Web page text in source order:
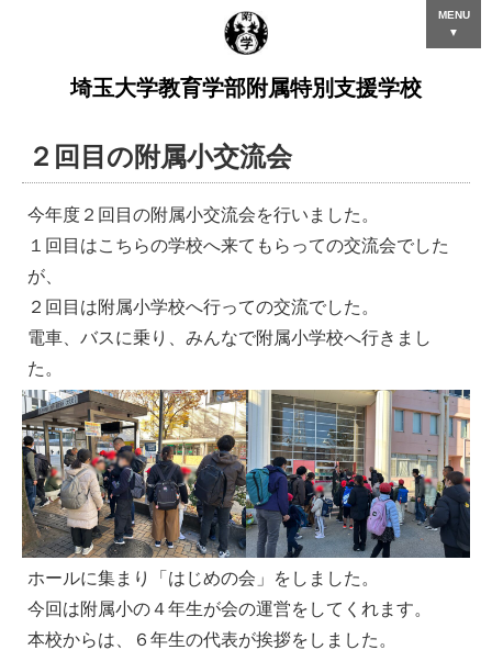
埼玉大学教育学部附属特別支援学校
MENU
▼
２回目の附属小交流会
今年度２回目の附属小交流会を行いました。
１回目はこちらの学校へ来てもらっての交流会でした
が、
２回目は附属小学校へ行っての交流でした。
電車、バスに乗り、みんなで附属小学校へ行きまし
た。
ホールに集まり「はじめの会」をしました。
今回は附属小の４年生が会の運営をしてくれます。
本校からは、６年生の代表が挨拶をしました。